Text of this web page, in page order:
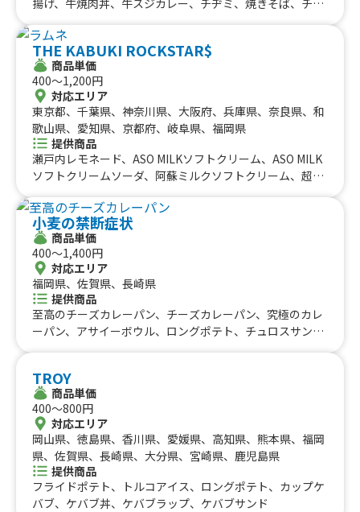
ン、ヤンニョムチキン、ゆずソーダ、レモネード、ゲソ焼
き、イカ焼き、クレープ（シュガーバター）、クレープ
（バナナ）、クレープ（いちご）、チュロス、もんじゃこ
ろっけ、シャカシャカポテト、ベーコンチーズバーガー、
BLTバーガー、チーズバーガー、ハンバーガー、唐揚げbo
x、ステーキ丼、ローストビーフ丼、松坂牛ステーキ丼
THE KABUKI ROCKSTAR$
商品単価
400〜1,200円
対応エリア
東京都、千葉県、神奈川県、大阪府、兵庫県、奈良県、和
歌山県、愛知県、京都府、岐阜県、福岡県
提供商品
瀬戸内レモネード、ASO MILKソフトクリーム、ASO MILK
ソフトクリームソーダ、阿蘇ミルクソフトクリーム、超デ
スクラッシュ、ストロベリーソースソフトクリーム、チョ
コレートソースソフトクリーム、メープルソフトクリー
ム、アフォガード、アイスコーヒーフロート、マンゴーフ
ロート、ラムネ、パインスムージー、冷やしスティックパ
イン、冷やしスティックマンゴー、ストロベリースムージ
ー、マンゴースムージー、モンスタースノーアイス、ホッ
トコーヒー、チョコレート専門店監修ホットチョコレー
ト、あたたか〜いホットココア、ソルティーキャラメルコ
ム、プレミアムあら川の桃ソフトクリーム、チェードリン
ク
小麦の禁断症状
商品単価
400〜1,400円
対応エリア
福岡県、佐賀県、長崎県
提供商品
至高のチーズカレーパン、チーズカレーパン、究極のカレ
ーパン、アサイーボウル、ロングポテト、チュロスサンデ
ココ、チュロス、キウイ&ナタデココ、かき氷、削りいち
ご、フルーツソースグレープフルーツナタデココ、フルー
ツソース台湾レモン、フルーツソースパイナップルパッシ
ョンナタデココ、フルーツソースストロベリー&ナタデコ
コ、リフレッシュアクア、グレナデンジンジャー、韓国か
き氷ピンス、禁断の竜田揚げ
TROY
商品単価
400〜800円
対応エリア
岡山県、徳島県、香川県、愛媛県、高知県、熊本県、福岡
県、佐賀県、長崎県、大分県、宮崎県、鹿児島県
提供商品
フライドポテト、トルコアイス、ロングポテト、カップケ
バブ、ケバブ丼、ケバブラップ、ケバブサンド